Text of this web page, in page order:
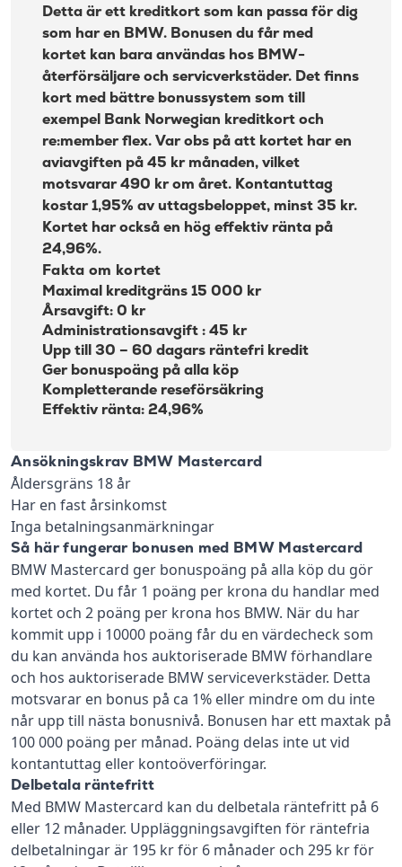
Detta är ett kreditkort som kan passa för dig
som har en BMW. Bonusen du får med
kortet kan bara användas hos BMW-
återförsäljare och servicverkstäder. Det finns
kort med bättre bonussystem som till
exempel Bank Norwegian kreditkort och
re:member flex. Var obs på att kortet har en
aviavgiften på 45 kr månaden, vilket
motsvarar 490 kr om året. Kontantuttag
kostar 1,95% av uttagsbeloppet, minst 35 kr.
Kortet har också en hög effektiv ränta på
24,96%.
Fakta om kortet
Maximal kreditgräns 15 000 kr
Årsavgift: 0 kr
Administrationsavgift : 45 kr
Upp till 30 – 60 dagars räntefri kredit
Ger bonuspoäng på alla köp
Kompletterande reseförsäkring
Effektiv ränta: 24,96%
Ansökningskrav BMW Mastercard
Åldersgräns 18 år
Har en fast årsinkomst
Inga betalningsanmärkningar
Så här fungerar bonusen med BMW Mastercard
BMW Mastercard ger bonuspoäng på alla köp du gör
med kortet. Du får 1 poäng per krona du handlar med
kortet och 2 poäng per krona hos BMW. När du har
kommit upp i 10000 poäng får du en värdecheck som
du kan använda hos auktoriserade BMW förhandlare
och hos auktoriserade BMW serviceverkstäder. Detta
motsvarar en bonus på ca 1% eller mindre om du inte
når upp till nästa bonusnivå. Bonusen har ett maxtak på
100 000 poäng per månad. Poäng delas inte ut vid
kontantuttag eller kontoöverföringar.
Delbetala räntefritt
Med BMW Mastercard kan du delbetala räntefritt på 6
eller 12 månader. Uppläggningsavgiften för räntefria
delbetalningar är 195 kr för 6 månader och 295 kr för